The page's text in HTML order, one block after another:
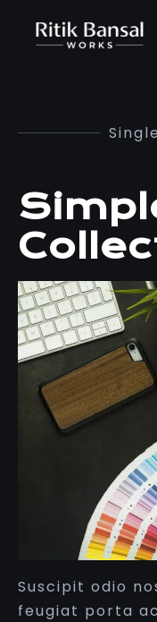
Suscipit odio
feugiat porta